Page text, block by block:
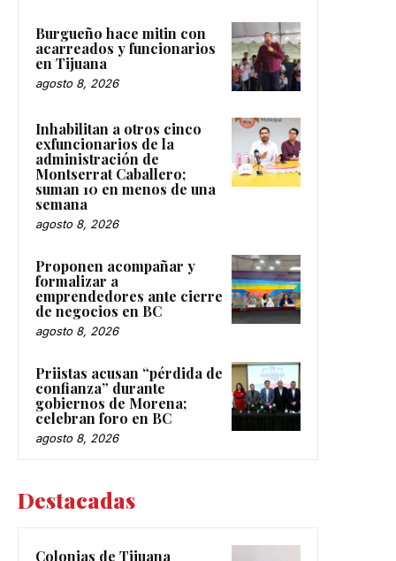
Burgueño hace mitin con
acarreados y funcionarios
en Tijuana
agosto 8, 2026
Inhabilitan a otros cinco
exfuncionarios de la
administración de
Montserrat Caballero;
suman 10 en menos de una
semana
agosto 8, 2026
Proponen acompañar y
formalizar a
emprendedores ante cierre
de negocios en BC
agosto 8, 2026
Priistas acusan “pérdida de
confianza” durante
gobiernos de Morena;
celebran foro en BC
agosto 8, 2026
Destacadas
Colonias de Tijuana